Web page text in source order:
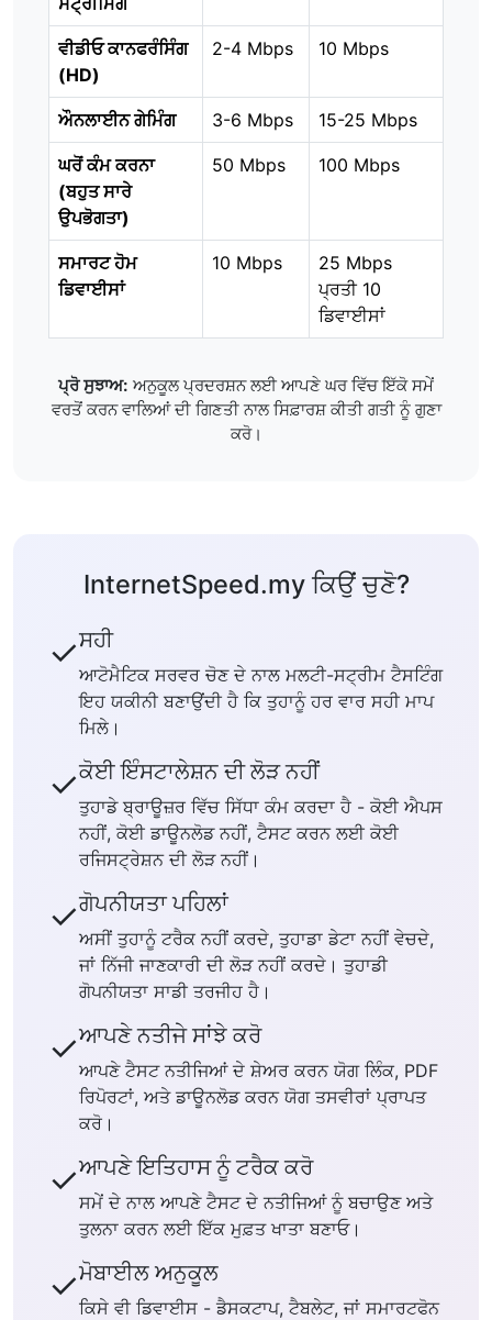
ਵੀਡੀਓ ਕਾਨਫਰੰਸਿੰਗ
(HD)
2-4 Mbps 10 Mbps
ਔਨਲਾਈਨ ਗੇਮਿੰਗ 3-6 Mbps 15-25 Mbps
ਘਰੋਂ ਕੰਮ ਕਰਨਾ
(ਬਹੁਤ ਸਾਰੇ
ਉਪਭੋਗਤਾ)
50 Mbps 100 Mbps
ਸਮਾਰਟ ਹੋਮ
ਡਿਵਾਈਸਾਂ
10 Mbps
25 Mbps
ਪ੍ਰਤੀ 10
ਡਿਵਾਈਸਾਂ
ਪ੍ਰੋ ਸੁਝਾਅ: ਅਨੁਕੂਲ ਪ੍ਰਦਰਸ਼ਨ ਲਈ ਆਪਣੇ ਘਰ ਵਿੱਚ ਇੱਕੋ ਸਮੇਂ
ਵਰਤੋਂ ਕਰਨ ਵਾਲਿਆਂ ਦੀ ਗਿਣਤੀ ਨਾਲ ਸਿਫ਼ਾਰਸ਼ ਕੀਤੀ ਗਤੀ ਨੂੰ ਗੁਣਾ
ਕਰੋ।
InternetSpeed.my ਕਿਉਂ ਚੁਣੋ?
✓ਸਹੀ
ਆਟੋਮੈਟਿਕ ਸਰਵਰ ਚੋਣ ਦੇ ਨਾਲ ਮਲਟੀ-ਸਟ੍ਰੀਮ ਟੈਸਟਿੰਗ
ਇਹ ਯਕੀਨੀ ਬਣਾਉਂਦੀ ਹੈ ਕਿ ਤੁਹਾਨੂੰ ਹਰ ਵਾਰ ਸਹੀ ਮਾਪ
ਮਿਲੇ।
✓ਕੋਈ ਇੰਸਟਾਲੇਸ਼ਨ ਦੀ ਲੋੜ ਨਹੀਂ
ਤੁਹਾਡੇ ਬ੍ਰਾਊਜ਼ਰ ਵਿੱਚ ਸਿੱਧਾ ਕੰਮ ਕਰਦਾ ਹੈ - ਕੋਈ ਐਪਸ
ਨਹੀਂ, ਕੋਈ ਡਾਊਨਲੋਡ ਨਹੀਂ, ਟੈਸਟ ਕਰਨ ਲਈ ਕੋਈ
ਰਜਿਸਟ੍ਰੇਸ਼ਨ ਦੀ ਲੋੜ ਨਹੀਂ।
✓ਗੋਪਨੀਯਤਾ ਪਹਿਲਾਂ
ਅਸੀਂ ਤੁਹਾਨੂੰ ਟਰੈਕ ਨਹੀਂ ਕਰਦੇ, ਤੁਹਾਡਾ ਡੇਟਾ ਨਹੀਂ ਵੇਚਦੇ,
ਜਾਂ ਨਿੱਜੀ ਜਾਣਕਾਰੀ ਦੀ ਲੋੜ ਨਹੀਂ ਕਰਦੇ। ਤੁਹਾਡੀ
ਗੋਪਨੀਯਤਾ ਸਾਡੀ ਤਰਜੀਹ ਹੈ।
✓ਆਪਣੇ ਨਤੀਜੇ ਸਾਂਝੇ ਕਰੋ
ਆਪਣੇ ਟੈਸਟ ਨਤੀਜਿਆਂ ਦੇ ਸ਼ੇਅਰ ਕਰਨ ਯੋਗ ਲਿੰਕ, PDF
ਰਿਪੋਰਟਾਂ, ਅਤੇ ਡਾਊਨਲੋਡ ਕਰਨ ਯੋਗ ਤਸਵੀਰਾਂ ਪ੍ਰਾਪਤ
ਕਰੋ।
✓ਆਪਣੇ ਇਤਿਹਾਸ ਨੂੰ ਟਰੈਕ ਕਰੋ
ਸਮੇਂ ਦੇ ਨਾਲ ਆਪਣੇ ਟੈਸਟ ਦੇ ਨਤੀਜਿਆਂ ਨੂੰ ਬਚਾਉਣ ਅਤੇ
ਤੁਲਨਾ ਕਰਨ ਲਈ ਇੱਕ ਮੁਫ਼ਤ ਖਾਤਾ ਬਣਾਓ।
✓ਮੋਬਾਈਲ ਅਨੁਕੂਲ
ਕਿਸੇ ਵੀ ਡਿਵਾਈਸ - ਡੈਸਕਟਾਪ, ਟੈਬਲੇਟ, ਜਾਂ ਸਮਾਰਟਫੋਨ